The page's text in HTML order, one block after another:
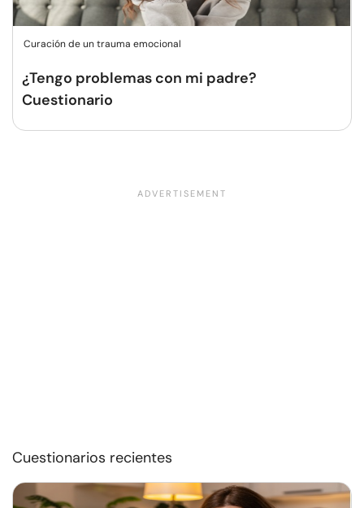
Curación de un trauma emocional
¿Tengo problemas con mi padre?
Cuestionario
Cuestionarios recientes